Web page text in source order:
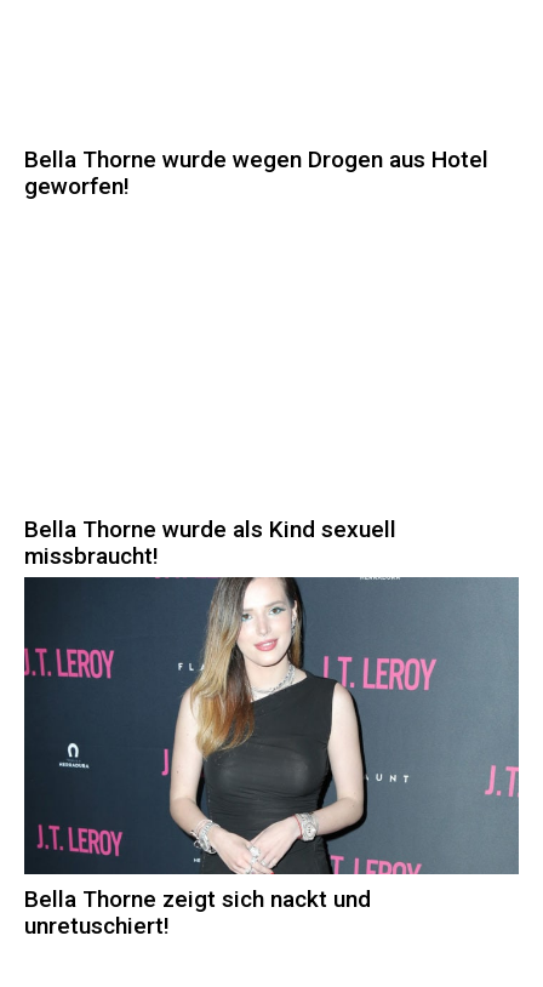
Bella Thorne wurde wegen Drogen aus Hotel
geworfen!
Bella Thorne wurde als Kind sexuell
missbraucht!
Bella Thorne zeigt sich nackt und
unretuschiert!